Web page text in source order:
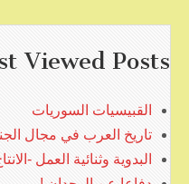
Viewed Posts
القبيسيات السوريات
تاريخ العرب في مجال
البدوية وثنائية العمل -